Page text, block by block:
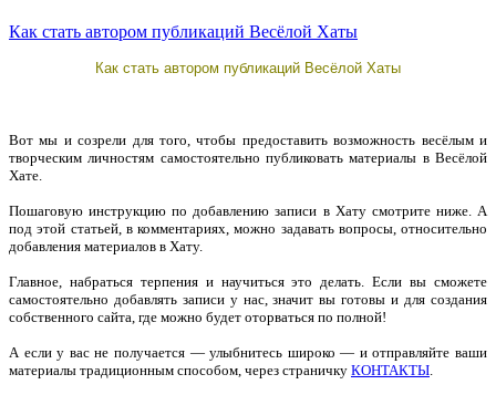
Как стать автором публикаций Весёлой Хаты
Как стать автором публикаций Весёлой Хаты
Вот мы и созрели для того, чтобы предоставить возможность весёлым и
творческим личностям самостоятельно публиковать материалы в Весёлой
Хате.
Пошаговую инструкцию по добавлению записи в Хату смотрите ниже. А
под этой статьей, в комментариях, можно задавать вопросы, относительно
добавления материалов в Хату.
Главное, набраться терпения и научиться это делать. Если вы сможете
самостоятельно добавлять записи у нас, значит вы готовы и для создания
собственного сайта, где можно будет оторваться по полной!
А если у вас не получается — улыбнитесь широко — и отправляйте ваши
материалы традиционным способом, через страничку КОНТАКТЫ